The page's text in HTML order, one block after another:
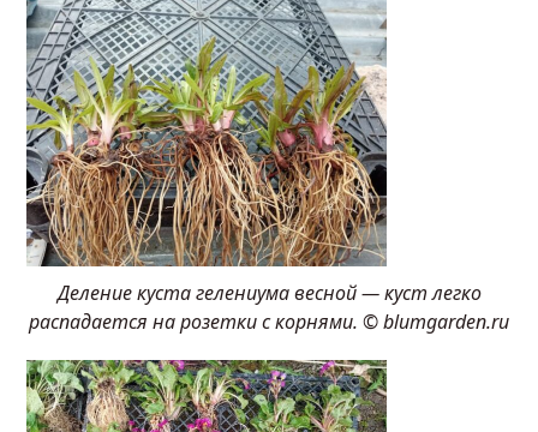
Деление куста гелениума весной — куст легко
распадается на розетки с корнями. © blumgarden.ru